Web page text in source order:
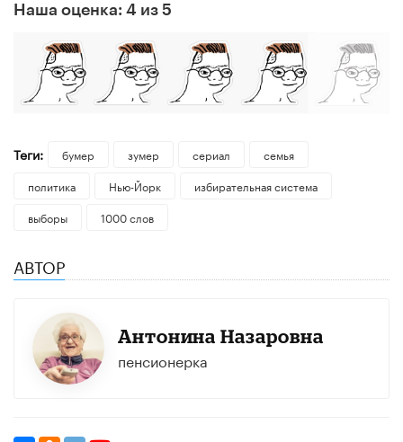
Наша оценка: 4 из 5
Теги: бумер зумер сериал
семья
политика
Нью-Йорк
избирательная система
выборы
1000 слов
АВТОР
Антонина Назаровна
пенсионерка